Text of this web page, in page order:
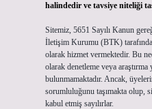
halindedir ve tavsiye niteliği
Sitemiz, 5651 Sayılı Kanun
İletişim Kurumu (BTK)
olarak hizmet vermektedir. Bu
olarak denetleme veya
bulunmamaktadır. Ancak,
sorumluluğunu taşımakta olup,
kabul etmiş sayılırlar.